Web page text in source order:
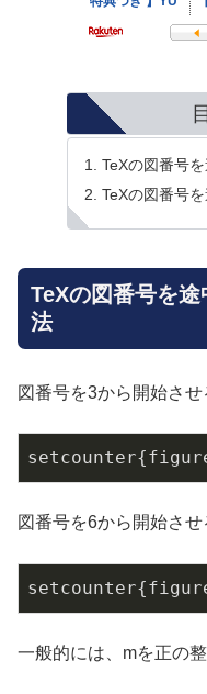
TeXの図番号
TeXの図番号
TeXの図番号を
法
図番号を3から開始させ
図番号を6から開始させ
一般的には、mを正の整